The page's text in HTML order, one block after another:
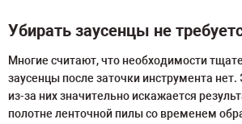
Убирать заусенцы не
Многие считают, что необходимости
заусенцы после заточки инструмента нет.
из-за них значительно искажается
полотне ленточной пилы со временем